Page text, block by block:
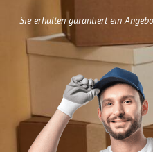
Sie erhalten garantiert ein